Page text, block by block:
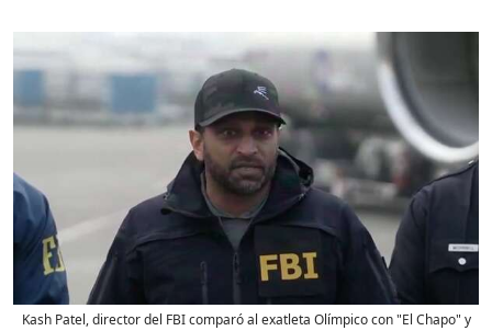
Kash Patel, director del FBI comparó al exatleta Olímpico con "El Chapo" y